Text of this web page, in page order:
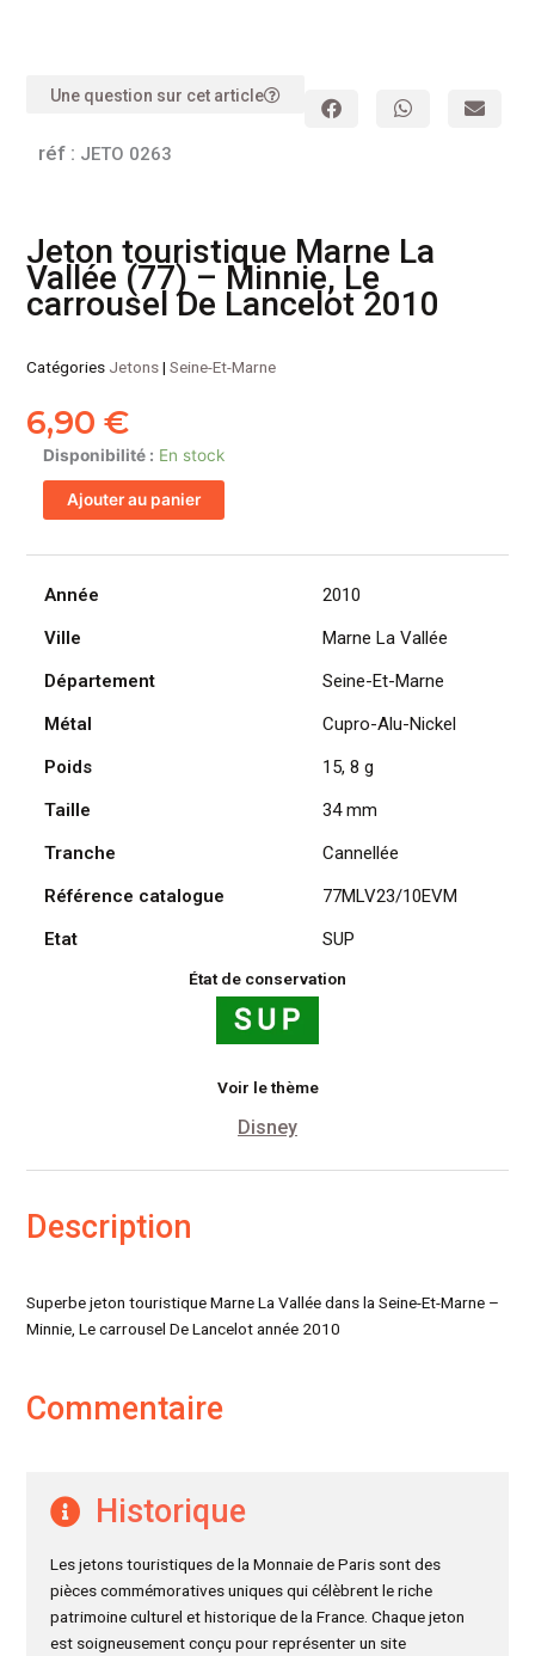
Une question sur cet article
réf : JETO 0263
Jeton touristique Marne La
Vallée (77) – Minnie, Le
carrousel De Lancelot 2010
Catégories Jetons|Seine-Et-Marne
6,90€
Disponibilité : En stock
quantité
de
Jeton
Marne
(77)
Minnie,
De
2010
Ajouter au panier
Année
2010
Ville
Marne La Vallée
Département
Seine-Et-Marne
Métal
Cupro-Alu-Nickel
Poids
15, 8 g
Taille
34 mm
Tranche
Cannellée
Référence catalogue
77MLV23/10EVM
Etat
SUP
État de conservation
Voir le thème
Disney
Description
Superbe jeton touristique Marne La Vallée dans la Seine-Et-Marne –
Minnie, Le carrousel De Lancelot année 2010
Commentaire
Historique
Les jetons touristiques de la Monnaie de Paris sont des
pièces commémoratives uniques qui célèbrent le riche
patrimoine culturel et historique de la France. Chaque jeton
est soigneusement conçu pour représenter un site